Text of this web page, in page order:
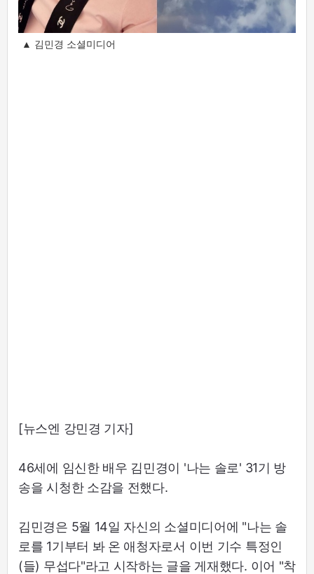
▲ 김민경 소셜미디어
[뉴스엔 강민경 기자]
46세에 임신한 배우 김민경이 '나는 솔로' 31기 방
송을 시청한 소감을 전했다.
김민경은 5월 14일 자신의 소셜미디어에 "나는 솔
로를 1기부터 봐 온 애청자로서 이번 기수 특정인
(들) 무섭다"라고 시작하는 글을 게재했다. 이어 "착